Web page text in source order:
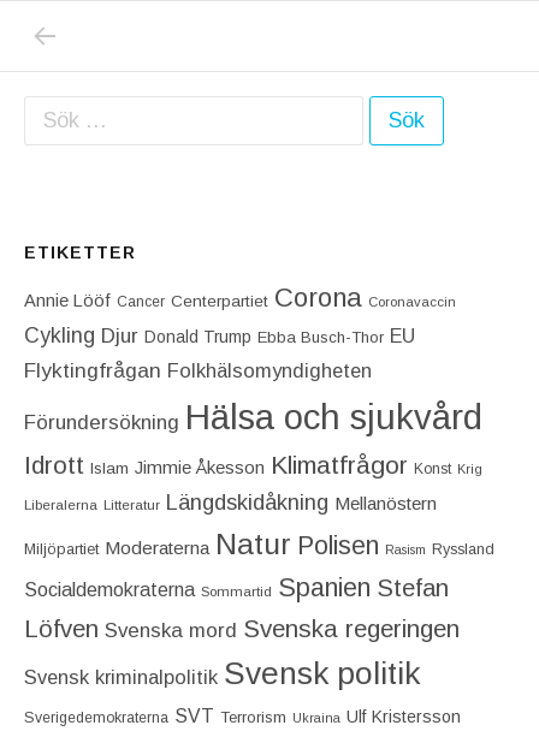
Inläggsnavigering
Sök efter:
ETIKETTER
Annie Lööf Cancer Centerpartiet‎ Corona Coronavaccin
Cykling Djur Donald Trump Ebba Busch-Thor EU
Flyktingfrågan Folkhälsomyndigheten
Förundersökning Hälsa och sjukvård
Idrott Islam Jimmie Åkesson Klimatfrågor Konst Krig
Liberalerna Litteratur Längdskidåkning Mellanöstern
Miljöpartiet Moderaterna Natur Polisen Rasism Ryssland
Socialdemokraterna Sommartid Spanien Stefan
Löfven Svenska mord Svenska regeringen
Svensk kriminalpolitik Svensk politik
Sverigedemokraterna SVT Terrorism Ukraina Ulf Kristersson